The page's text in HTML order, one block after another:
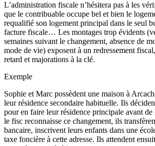
L’administration fiscale n’hésitera pas à les
que le contribuable occupe bel et bien le
requalifié son logement principal dans le seul
facture fiscale… Les montages trop évidents
semaines suivant le changement, absence de
mode de vie) exposent à un redressement
retard et majorations à la clé.
Exemple
Sophie et Marc possèdent une maison à
leur résidence secondaire habituelle. Ils
pour en faire leur résidence principale avant
le fisc reconnaisse ce changement, ils
bancaire, inscrivent leurs enfants dans une
taxe foncière à cette adresse. Ils attendent